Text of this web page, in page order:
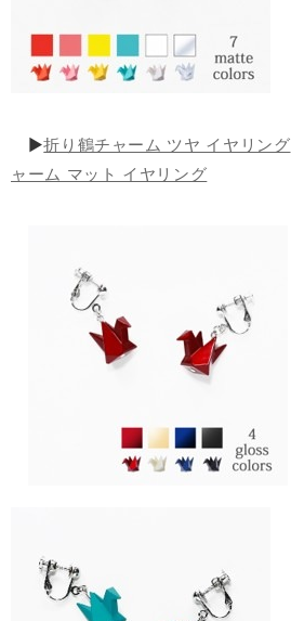
▶折り鶴チャーム ツヤ イヤリング
ャーム マット イヤリング